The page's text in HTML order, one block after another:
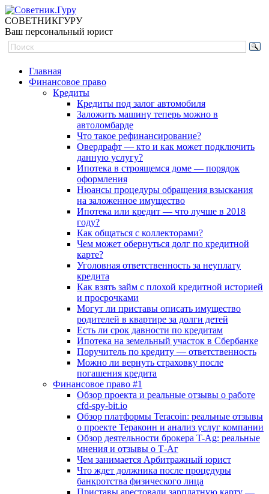
СОВЕТНИКГУРУ
Ваш персональный юрист
Главная
Финансовое право
Кредиты
Кредиты под залог автомобиля
Заложить машину теперь можно в
автоломбарде
Что такое рефинансирование?
Овердрафт — кто и как может подключить
данную услугу?
Ипотека в строящемся доме — порядок
оформления
Нюансы процедуры обращения взыскания
на заложенное имущество
Ипотека или кредит — что лучше в 2018
году?
Как общаться с коллекторами?
Чем может обернуться долг по кредитной
карте?
Уголовная ответственность за неуплату
кредита
Как взять займ с плохой кредитной историей
и просрочками
Могут ли приставы описать имущество
родителей в квартире за долги детей
Есть ли срок давности по кредитам
Ипотека на земельный участок в Сбербанке
Поручитель по кредиту — ответственность
Можно ли вернуть страховку после
погашения кредита
Финансовое право #1
Обзор проекта и реальные отзывы о работе
cfd-spy-bit.io
Обзор платформы Teracoin: реальные отзывы
о проекте Теракоин и анализ услуг компании
Обзор деятельности брокера T-Ag: реальные
мнения и отзывы о Т-Аг
Чем занимается Арбитражный юрист
Что ждет должника после процедуры
банкротства физического лица
Приставы арестовали зарплатную карту —